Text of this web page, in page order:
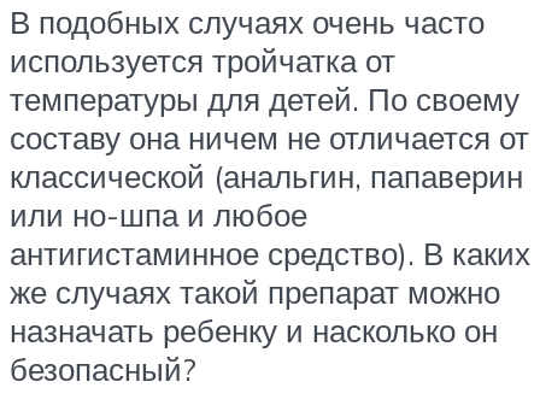
В подобных случаях очень часто
используется тройчатка от
температуры для детей. По своему
составу она ничем не отличается от
классической (анальгин, папаверин
или но-шпа и любое
антигистаминное средство). В каких
же случаях такой препарат можно
назначать ребенку и насколько он
безопасный?